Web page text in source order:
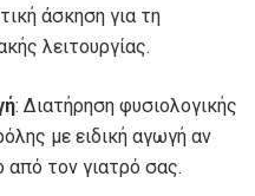
άσκηση για τη
λειτουργίας.
: Διατήρηση φυσιολογικής
με ειδική αγωγή αν
από τον γιατρό σας.